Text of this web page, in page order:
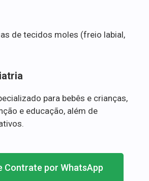
de tecidos moles (freio labial,
para bebês e crianças,
e educação, além de
Contrate por WhatsApp